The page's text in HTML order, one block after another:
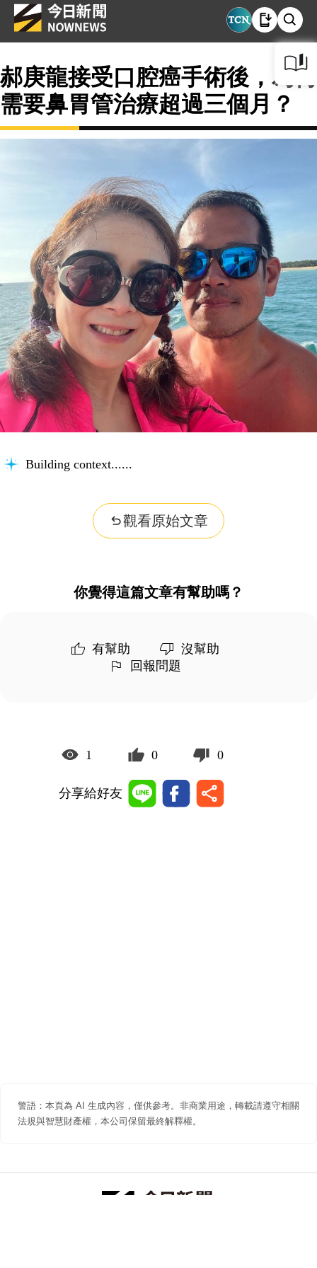
郝庚龍接受口腔癌手術後，為何
需要鼻胃管治療超過三個月？
Building context...
觀看原始文章
你覺得這篇文章有幫助嗎？
有幫助
沒幫助
回報問題
1 0 0
分享給好友
警語：本頁為 AI 生成內容，僅供參考。非商業用途，轉載請遵守相關
法規與智慧財產權，本公司保留最終解釋權。